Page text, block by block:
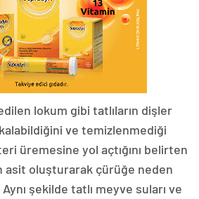
lokum gibi tatlıların dişler
ve temizlenmediği
üremesine yol açtığını belirten
asit oluşturarak çürüğe neden
şekilde tatlı meyve suları ve